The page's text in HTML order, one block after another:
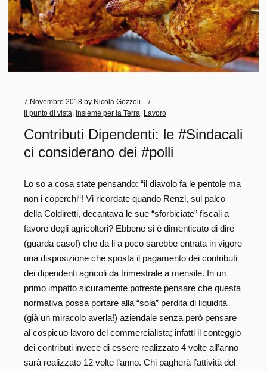
7 Novembre 2018 by Nicola Gozzoli
Il punto di vista
Insieme per la Terra Lavoro
Contributi Dipendenti: le #Sindacali
ci considerano dei #polli
Lo so a cosa state pensando: “il diavolo fa le pentole ma
non i coperchi“! Vi ricordate quando Renzi, sul palco
della Coldiretti, decantava le sue “sforbiciate” fiscali a
favore degli agricoltori? Ebbene si è dimenticato di dire
(guarda caso!) che da li a poco sarebbe entrata in vigore
una disposizione che sposta il pagamento dei contributi
dei dipendenti agricoli da trimestrale a mensile. In un
primo impatto sicuramente potreste pensare che questa
normativa possa portare alla “sola” perdita di liquidità
(già un miracolo averla!) aziendale senza però pensare
al cospicuo lavoro del commercialista; infatti il conteggio
dei contributi invece di essere realizzato 4 volte all’anno
sarà realizzato 12 volte l’anno. Chi pagherà l’attività del